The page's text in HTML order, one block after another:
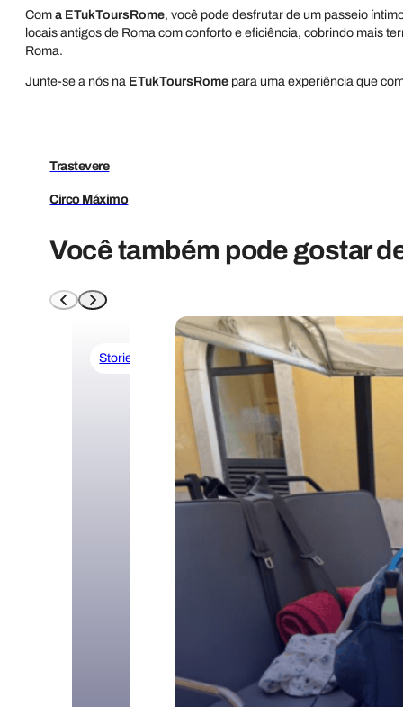
Coma ETukToursRome, você pode desfrutar de um passeio
locais antigos de Roma com conforto e eficiência, cobrindo mais
Roma.
Junte-se a nós na ETukToursRome para uma experiência que
Trastevere
Circo Máximo
Você também pode gostar
Stories